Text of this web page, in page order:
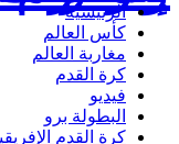
الرئيسية
كأس العالم
مغاربة العالم
كرة القدم
فيديو
البطولة برو
كرة القدم